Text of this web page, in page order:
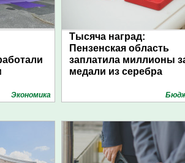
Экономика
Тысяча наград:
Пензенская область
заплатила миллионы
медали из серебра